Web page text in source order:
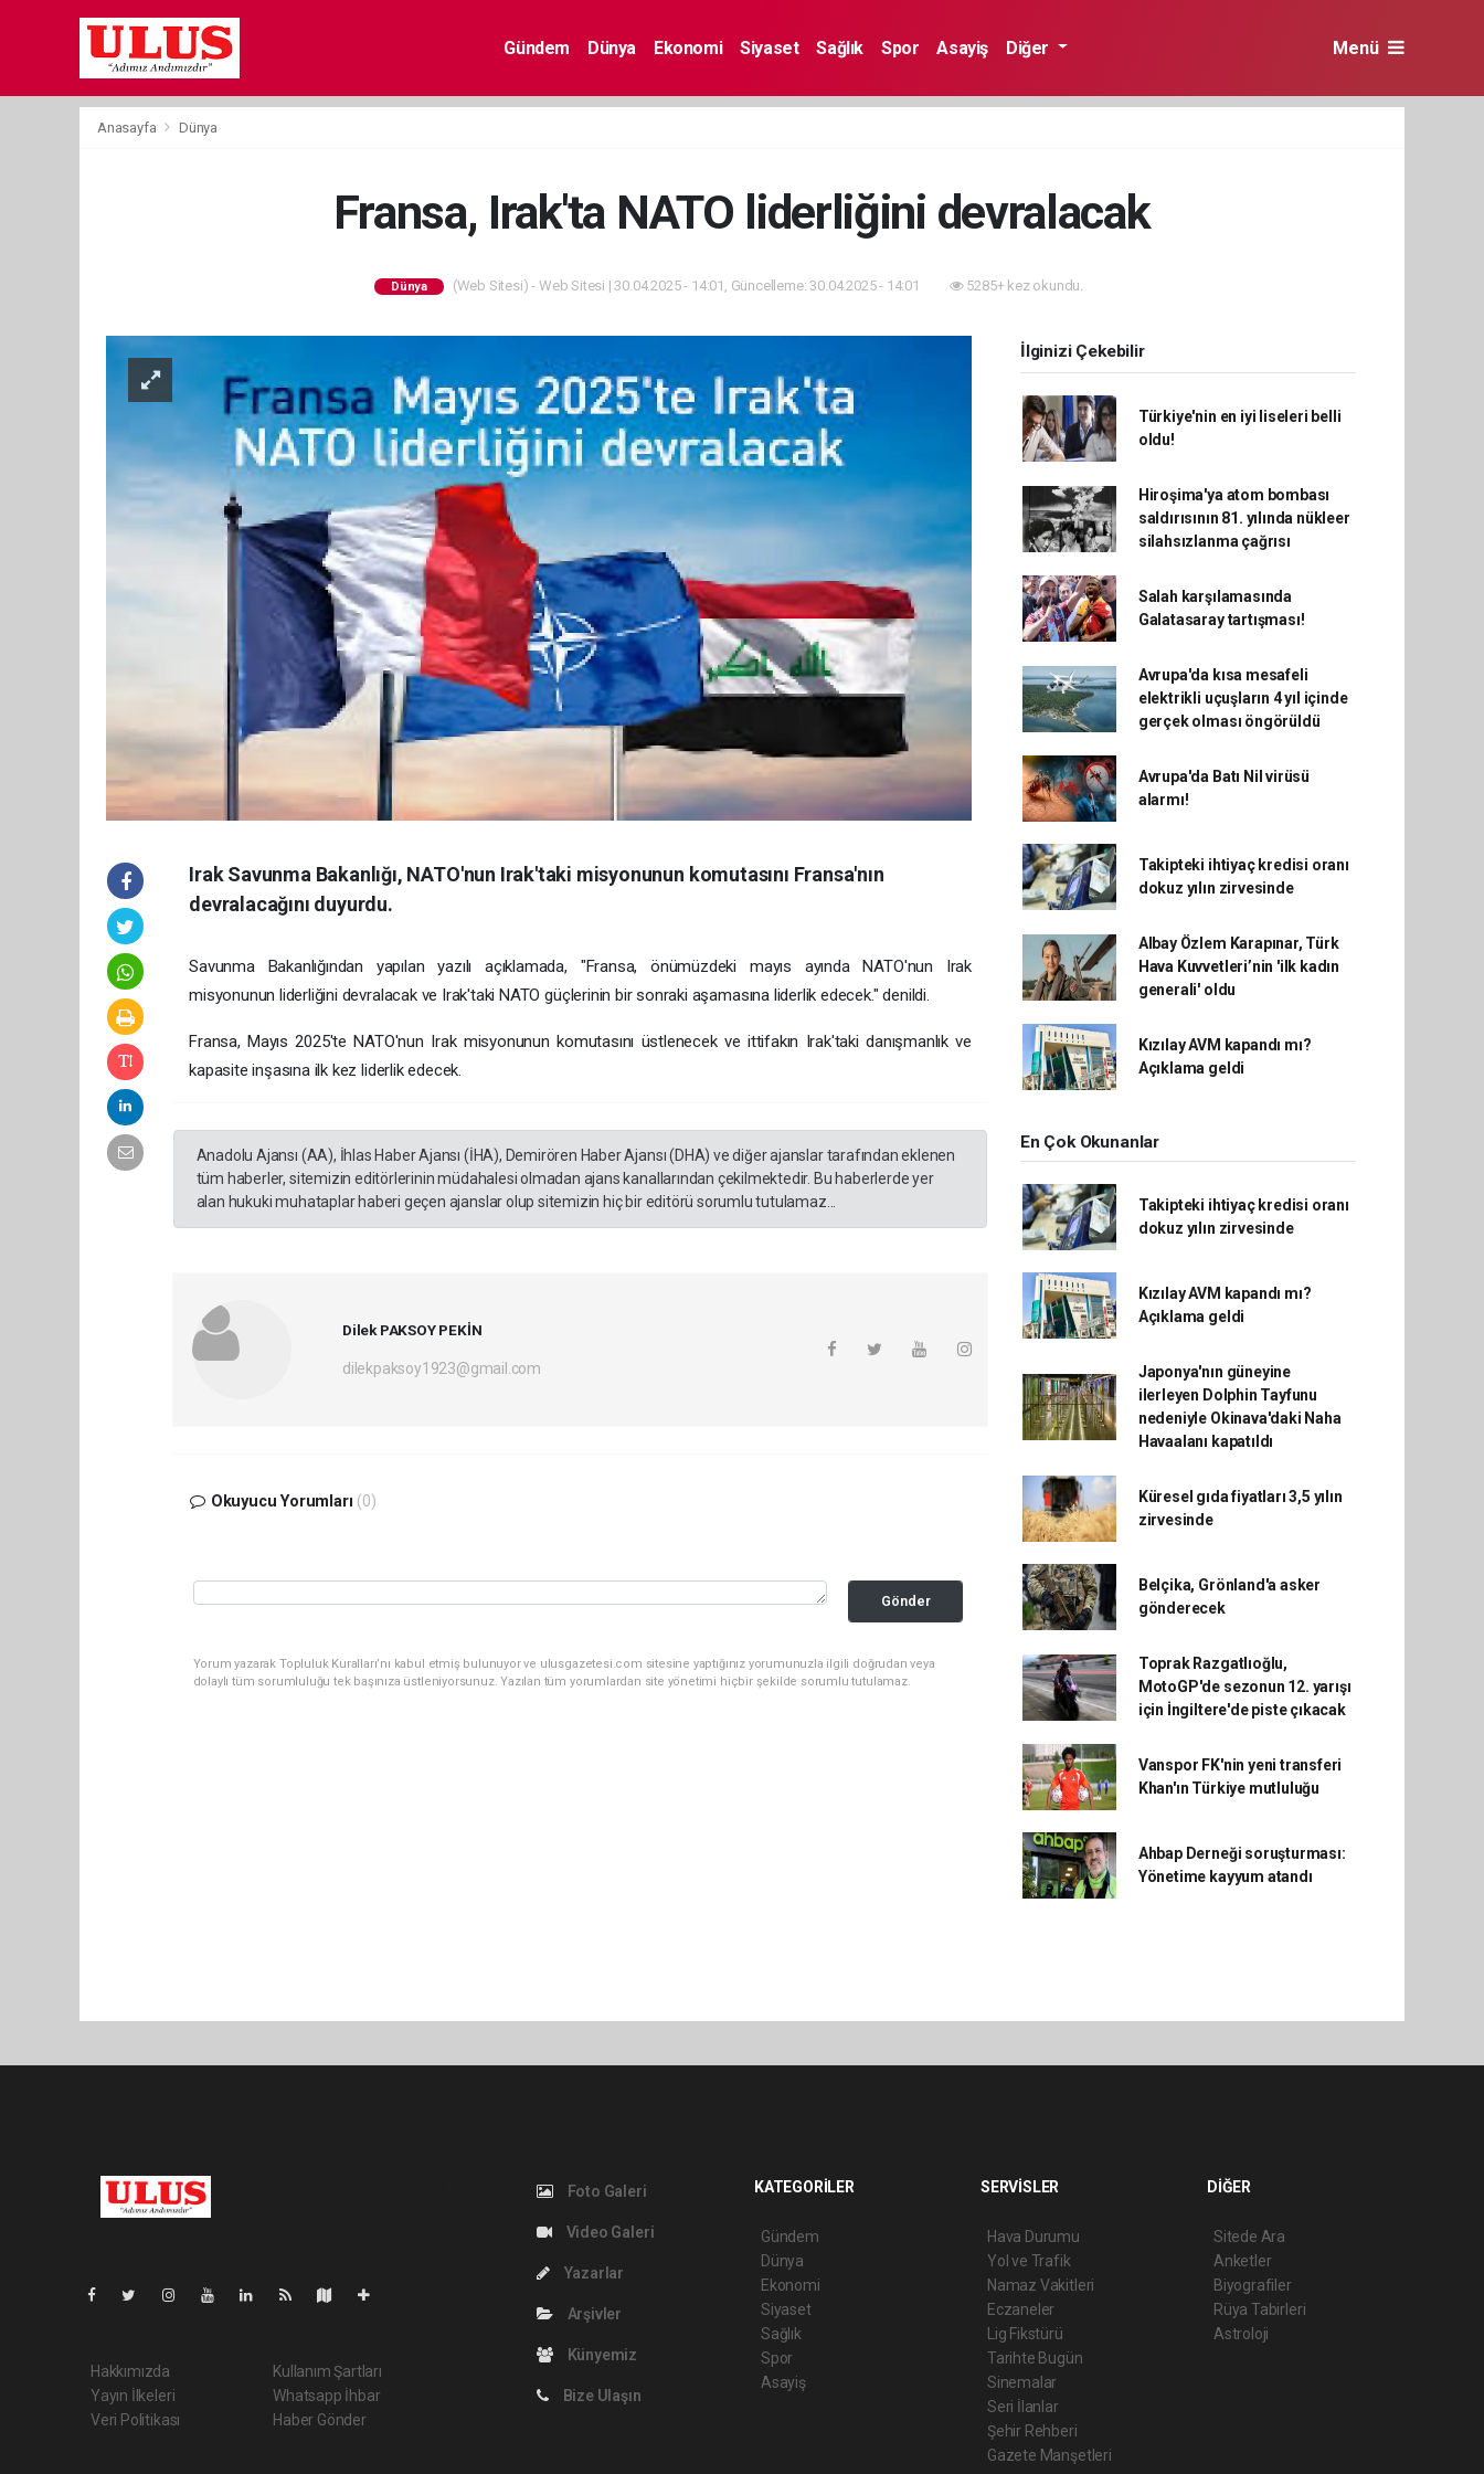
Gündem Dünya Ekonomi Siyaset Sağlık Spor Asayiş Diğer Menü
Anasayfa Dünya
Fransa, Irak'ta NATO liderliğini devralacak
Dünya (Web Sitesi) - Web Sitesi | 30.04.2025 - 14:01, Güncelleme: 30.04.2025 - 14:01 5285+ kez okundu.
Irak Savunma Bakanlığı, NATO'nun Irak'taki misyonunun komutasını Fransa'nın
devralacağını duyurdu.
Savunma Bakanlığından yapılan yazılı açıklamada, "Fransa, önümüzdeki mayıs ayında NATO'nun Irak
misyonunun liderliğini devralacak ve Irak'taki NATO güçlerinin bir sonraki aşamasına liderlik edecek." denildi.
Fransa, Mayıs 2025'te NATO'nun Irak misyonunun komutasını üstlenecek ve ittifakın Irak'taki danışmanlık ve
kapasite inşasına ilk kez liderlik edecek.
Anadolu Ajansı (AA), İhlas Haber Ajansı (İHA), Demirören Haber Ajansı (DHA) ve diğer ajanslar tarafından eklenen
tüm haberler, sitemizin editörlerinin müdahalesi olmadan ajans kanallarından çekilmektedir. Bu haberlerde yer
alan hukuki muhataplar haberi geçen ajanslar olup sitemizin hiç bir editörü sorumlu tutulamaz...
Dilek PAKSOY PEKİN
dilekpaksoy1923@gmail.com
Okuyucu Yorumları (0)
Gönder
Yorum yazarak Topluluk Kuralları’nı kabul etmiş bulunuyor ve ulusgazetesi.com sitesine yaptığınız yorumunuzla ilgili doğrudan veya
dolaylı tüm sorumluluğu tek başınıza üstleniyorsunuz. Yazılan tüm yorumlardan site yönetimi hiçbir şekilde sorumlu tutulamaz.
İlginizi Çekebilir
Türkiye'nin en iyi liseleri belli
oldu!
Hiroşima'ya atom bombası
saldırısının 81. yılında nükleer
silahsızlanma çağrısı
Salah karşılamasında
Galatasaray tartışması!
Avrupa'da kısa mesafeli
elektrikli uçuşların 4 yıl içinde
gerçek olması öngörüldü
Avrupa'da Batı Nil virüsü
alarmı!
Takipteki ihtiyaç kredisi oranı
dokuz yılın zirvesinde
Albay Özlem Karapınar, Türk
Hava Kuvvetleri’nin 'ilk kadın
generali' oldu
Kızılay AVM kapandı mı?
Açıklama geldi
En Çok Okunanlar
Takipteki ihtiyaç kredisi oranı
dokuz yılın zirvesinde
Kızılay AVM kapandı mı?
Açıklama geldi
Japonya'nın güneyine
ilerleyen Dolphin Tayfunu
nedeniyle Okinava'daki Naha
Havaalanı kapatıldı
Küresel gıda fiyatları 3,5 yılın
zirvesinde
Belçika, Grönland'a asker
gönderecek
Toprak Razgatlıoğlu,
MotoGP'de sezonun 12. yarışı
için İngiltere'de piste çıkacak
Vanspor FK'nin yeni transferi
Khan'ın Türkiye mutluluğu
Ahbap Derneği soruşturması:
Yönetime kayyum atandı
Hakkımızda
Yayın İlkeleri
Veri Politikası
Kullanım Şartları
Whatsapp İhbar
Haber Gönder
Foto Galeri
Video Galeri
Yazarlar
Arşivler
Künyemiz
Bize Ulaşın
KATEGORİLER
Gündem
Dünya
Ekonomi
Siyaset
Sağlık
Spor
Asayiş
SERVİSLER
Hava Durumu
Yol ve Trafik
Namaz Vakitleri
Eczaneler
Lig Fikstürü
Tarihte Bugün
Sinemalar
Seri İlanlar
Şehir Rehberi
Gazete Manşetleri
DİĞER
Sitede Ara
Anketler
Biyografiler
Rüya Tabirleri
Astroloji